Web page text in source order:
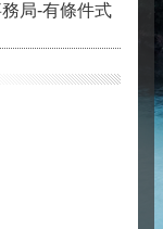
局-有條件式